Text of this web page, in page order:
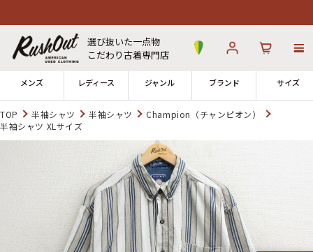
選び抜いた一点物
こだわり古着専門店
メンズ レディース ジャンル ブランド サイズ
ログイン
店舗一覧
全国7店舗・公式通販の比較
発送について 12時までのご注文で当日出荷！
※対応不可：日祝、長期休暇、セール
TOP 半袖シャツ 半袖シャツ
Champion（チャンピオン）
半袖シャツ XLサイズ